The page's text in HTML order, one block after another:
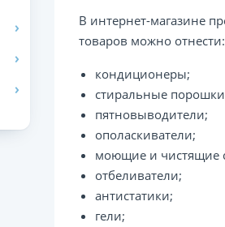
В интернет-магазине
товаров можно отнести:
кондиционеры;
стиральные
пятновыводители;
ополаскиватели;
моющие и чистящие
отбеливатели;
антистатики;
гели;